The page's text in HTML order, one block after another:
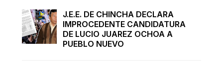
J.E.E. DE CHINCHA DECLARA
IMPROCEDENTE CANDIDATURA
DE LUCIO JUAREZ OCHOA A
PUEBLO NUEVO